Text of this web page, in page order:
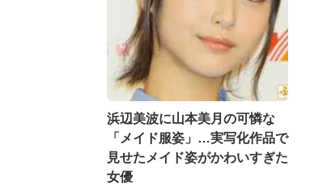
浜辺美波に山本美月の可憐な
「メイド服姿」…実写化作品で
見せたメイド姿がかわいすぎた
女優